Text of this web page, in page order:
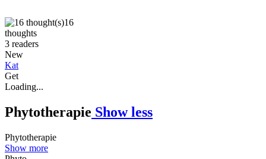
16
thoughts
3 readers
New
Kat
Get
Loading...
Phytotherapie Show less
Phytotherapie
Show more